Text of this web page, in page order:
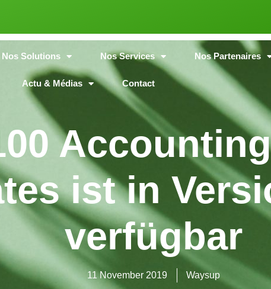
Nos Solutions Nos Services Nos Partenaires
Actu & Médias Contact
ist in
verfügbar
11 November 2019 Waysup